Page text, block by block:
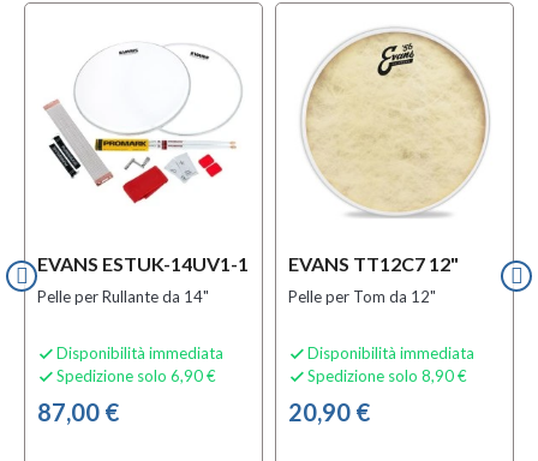
EVANS ESTUK-14UV1-1
Pelle per Rullante da 14"
 Disponibilità immediata
 Spedizione solo 6,90 €
87,00 €
EVANS TT12C7 12"
Pelle per Tom da 12"
 Disponibilità immediata
 Spedizione solo 8,90 €
20,90 €